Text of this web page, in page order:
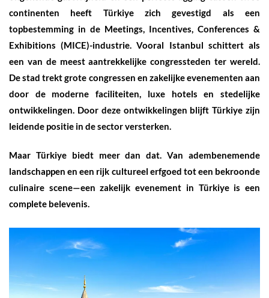
continenten heeft Türkiye zich gevestigd als een
topbestemming in de Meetings, Incentives, Conferences &
Exhibitions (MICE)-industrie. Vooral Istanbul schittert als
een van de meest aantrekkelijke congressteden ter wereld.
De stad trekt grote congressen en zakelijke evenementen aan
door de moderne faciliteiten, luxe hotels en stedelijke
ontwikkelingen. Door deze ontwikkelingen blijft Türkiye zijn
leidende positie in de sector versterken.
Maar Türkiye biedt meer dan dat. Van adembenemende
landschappen en een rijk cultureel erfgoed tot een bekroonde
culinaire scene—een zakelijk evenement in Türkiye is een
complete belevenis.